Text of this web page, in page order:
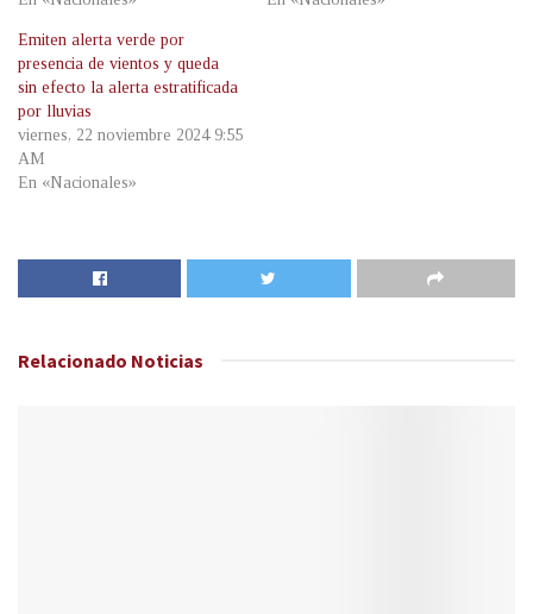
Emiten alerta verde por
presencia de vientos y queda
sin efecto la alerta estratificada
por lluvias
viernes, 22 noviembre 2024 9:55
AM
En «Nacionales»
Relacionado Noticias